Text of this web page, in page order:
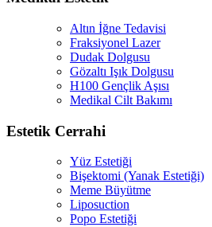
Altın İğne Tedavisi
Fraksiyonel Lazer
Dudak Dolgusu
Gözaltı Işık Dolgusu
H100 Gençlik Aşısı
Medikal Cilt Bakımı
Estetik Cerrahi
Yüz Estetiği
Bişektomi (Yanak Estetiği)
Meme Büyütme
Liposuction
Popo Estetiği